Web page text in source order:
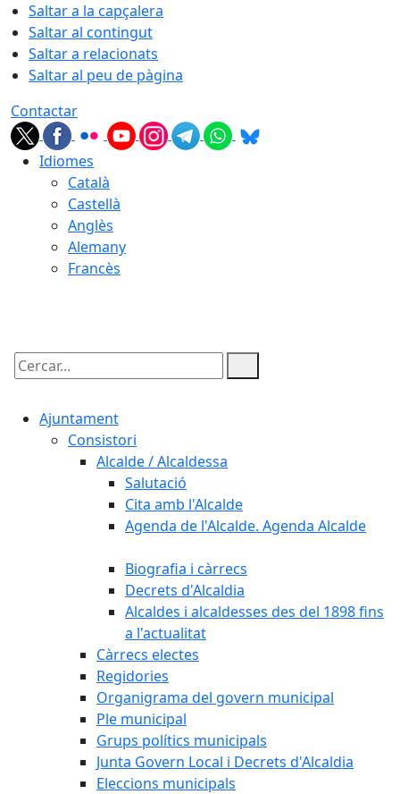
Saltar a la capçalera
Saltar al contingut
Saltar a relacionats
Saltar al peu de pàgina
Contactar
Idiomes
Català
Castellà
Anglès
Alemany
Francès
Cercar:
Ajuntament
Consistori
Alcalde / Alcaldessa
Salutació
Cita amb l'Alcalde
Agenda de l'Alcalde. Agenda Alcalde
Biografia i càrrecs
Decrets d'Alcaldia
Alcaldes i alcaldesses des del 1898 fins
a l'actualitat
Càrrecs electes
Regidories
Organigrama del govern municipal
Ple municipal
Grups polítics municipals
Junta Govern Local i Decrets d'Alcaldia
Eleccions municipals